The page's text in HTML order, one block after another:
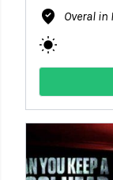
where_to_vote Overal in
wb_sunny